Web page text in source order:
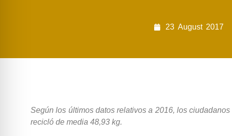
23 August 2017
Según los últimos datos relativos a 2016, los
recicló de media 48,93 kg.